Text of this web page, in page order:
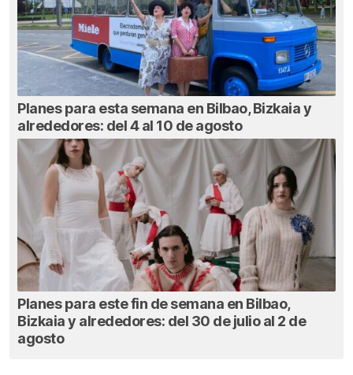
Planes para esta semana en Bilbao, Bizkaia y
alrededores: del 4 al 10 de agosto
Planes para este fin de semana en Bilbao,
Bizkaia y alrededores: del 30 de julio al 2 de
agosto